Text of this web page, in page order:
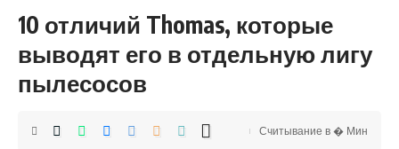
10 отличий Thomas, которые
выводят его в отдельную лигу
пылесосов
Считывание в � Мин